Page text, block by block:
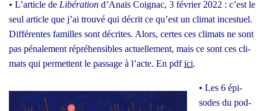
• L’article de Libé­ra­tion d’A­naïs Coi­gnac, 3 février 2022 : c’est le
seul article que j’ai trou­vé qui décrit ce qu’est un cli­mat inces­tuel.
Dif­fé­rentes familles sont décrites. Alors, certes ces cli­mats ne sont
pas péna­le­ment répré­hen­sibles actuel­le­ment, mais ce sont ces cli­
mats qui per­mettent le pas­sage à l’acte. En pdfici.
• Les 6 épi­
sodes du pod­